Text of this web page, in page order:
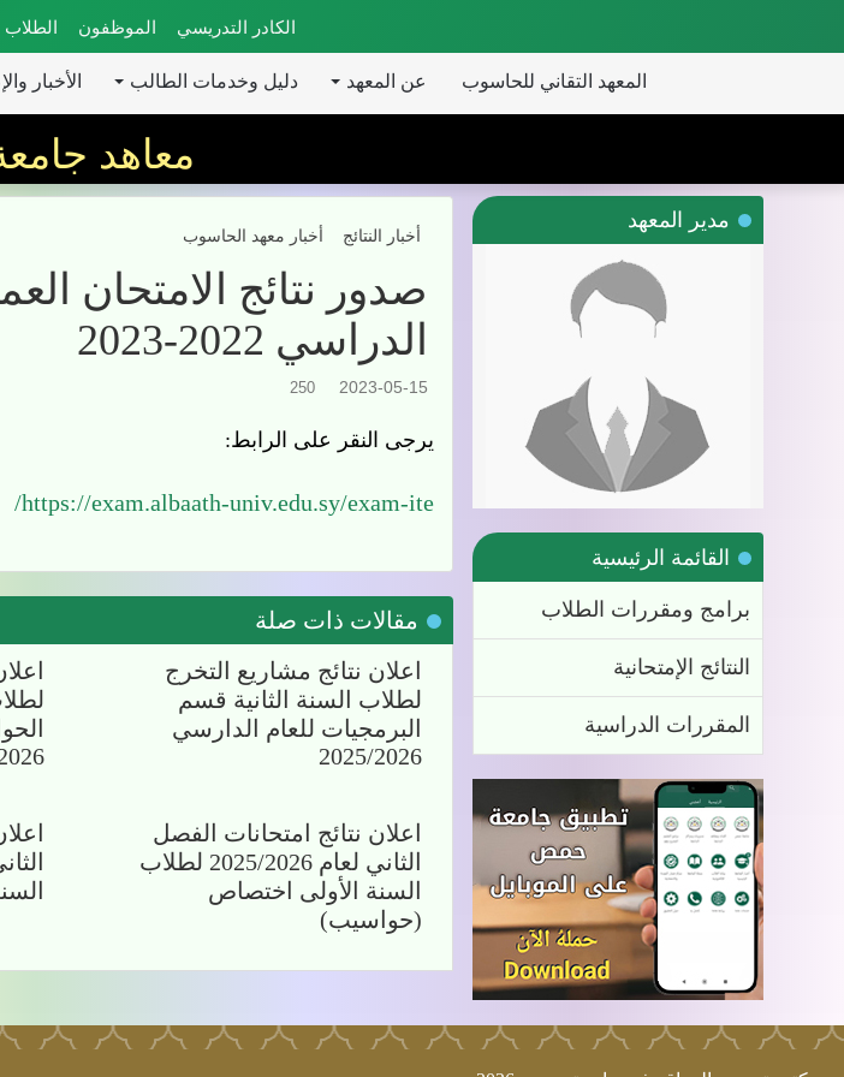
الكادر التدريسي الموظفون الطلاب
المعهد التقاني للحاسوب عن المعهد دليل وخدمات الطالب الأخبار
معاهد
أخبار النتائج أخبار معهد الحاسوب
صدور نتائج الامتحان
الدراسي 2022-2023
2023-05-15
يرجى النقر على الرابط:
https://exam.albaath-univ.edu.sy/exam-ite/
مقالات ذات صلة
اعلان نتائج مشاريع التخرج
لطلاب السنة الثانية قسم
البرمجيات للعام الدارسي
2025/2026
اعلان نتائج امتحانات الفصل
الثاني لعام 2025/2026 لطلاب
السنة الأولى اختصاص
(حواسيب)
مدير المعهد
القائمة الرئيسية
برامج ومقررات الطلاب
النتائج الإمتحانية
المقررات الدراسية